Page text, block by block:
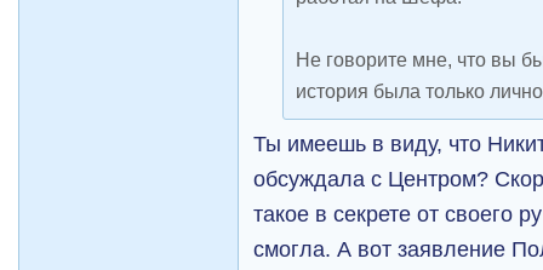
Не говорите мне, что вы
история была только
Ты имеешь в виду, что
обсуждала с Центром?
такое в секрете от своего
смогла. А вот заявление